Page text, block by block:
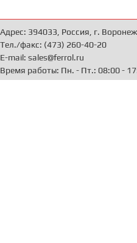
Адрес: 394033, Россия, г.
Тел./факс: (473) 260-40-20
E-mail: sales@ferrol.ru
Время работы: Пн. - Пт.: 08:00 -